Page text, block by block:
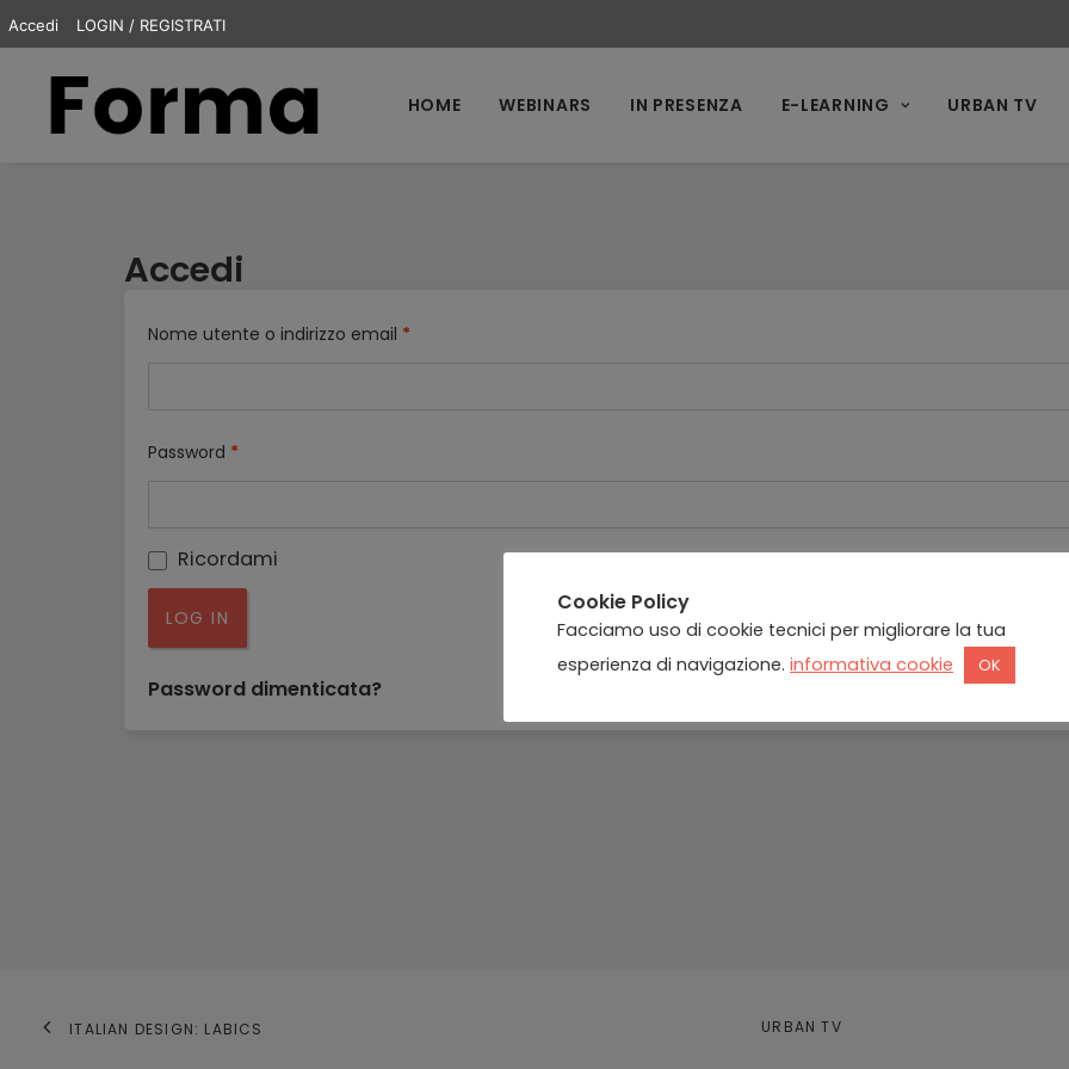
Accedi LOGIN / REGISTRATI
HOME WEBINARS IN PRESENZA E-LEARNING URBAN TV
Accedi
Nome utente o indirizzo email *
Password *
Ricordami
LOG IN
Password dimenticata?
ITALIAN DESIGN: LABICS URBAN TV
Cookie Policy
Facciamo uso di cookie tecnici per migliorare la tua
esperienza di navigazione. informativa cookie OK